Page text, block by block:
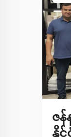
ဇန်
နိုင်